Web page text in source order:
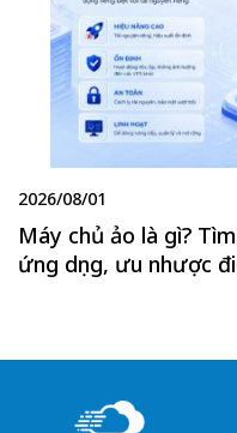
2026/08/01
Máy chủ ảo là gì?
ứng dụng, ưu nhược